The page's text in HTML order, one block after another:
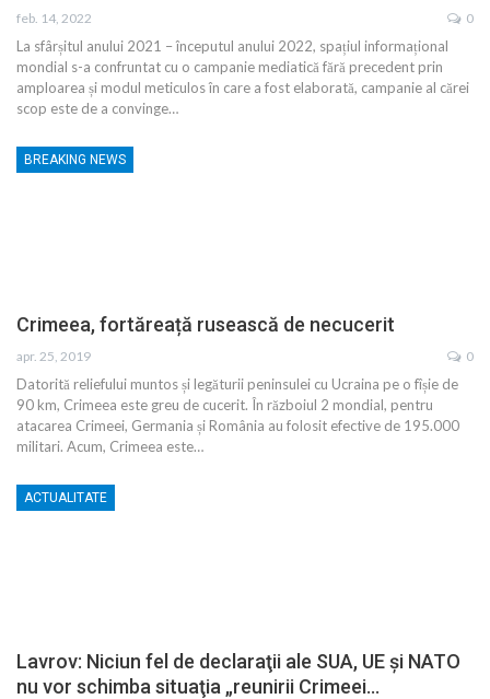
feb. 14, 2022 0
La sfârșitul anului 2021 – începutul anului 2022, spațiul informațional
mondial s-a confruntat cu o campanie mediatică fără precedent prin
amploarea și modul meticulos în care a fost elaborată, campanie al cărei
scop este de a convinge…
BREAKING NEWS
Crimeea, fortăreață rusească de necucerit
apr. 25, 2019 0
Datorită reliefului muntos și legăturii peninsulei cu Ucraina pe o fîșie de
90 km, Crimeea este greu de cucerit. În războiul 2 mondial, pentru
atacarea Crimeei, Germania și România au folosit efective de 195.000
militari. Acum, Crimeea este…
ACTUALITATE
Lavrov: Niciun fel de declaraţii ale SUA, UE şi NATO
nu vor schimba situaţia „reunirii Crimeei…